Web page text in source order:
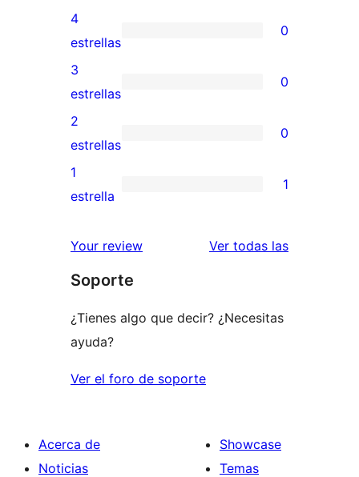
valoraciones
de
5
estrellas
0
valoraciones
de
4
estrellas
4
estrellas
0
0
valoraciones
de
3
estrellas
3
estrellas
0
0
valoraciones
de
estrellas
2
estrellas
0
1
de
estrellas
1
estrella
1
Your review Ver todas lasreseñas
Soporte
¿Tienes algo que decir? ¿Necesitas
ayuda?
Ver el foro de soporte
Acerca de
Noticias
Showcase
Temas